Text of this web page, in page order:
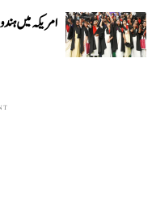
امریکہ میں